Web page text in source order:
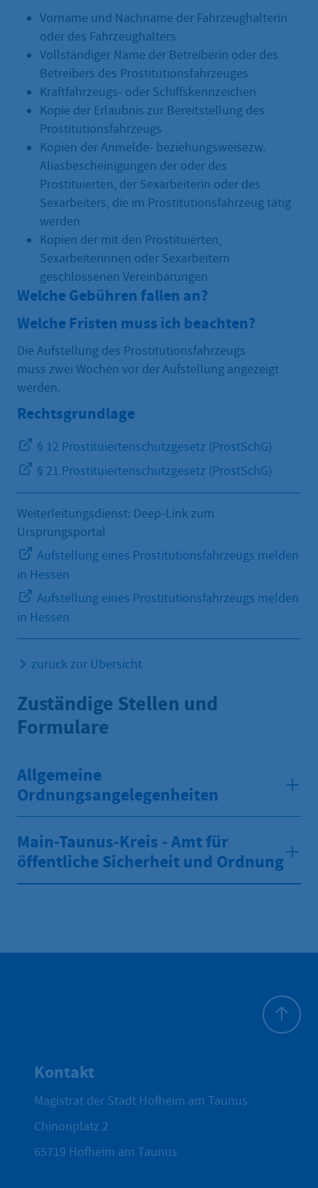
Vorname und Nachname der Fahrzeughalterin
oder des Fahrzeughalters
Vollständiger Name der Betreiberin oder des
Betreibers des Prostitutionsfahrzeuges
Kraftfahrzeugs- oder Schiffskennzeichen
Kopie der Erlaubnis zur Bereitstellung des
Prostitutionsfahrzeugs
Kopien der Anmelde- beziehungsweisezw.
Aliasbescheinigungen der oder des
Prostituierten, der Sexarbeiterin oder des
Sexarbeiters, die im Prostitutionsfahrzeug tätig
werden
Kopien der mit den Prostituierten,
Sexarbeiterinnen oder Sexarbeitern
geschlossenen Vereinbarungen
Welche Gebühren fallen an?
Welche Fristen muss ich beachten?
Die Aufstellung des Prostitutionsfahrzeugs
muss zwei Wochen vor der Aufstellung angezeigt
werden.
Rechtsgrundlage
§ 12 Prostituiertenschutzgesetz (ProstSchG)
§ 21 Prostituiertenschutzgesetz (ProstSchG)
Weiterleitungsdienst: Deep-Link zum
Ursprungsportal
Aufstellung eines Prostitutionsfahrzeugs melden
in Hessen
Aufstellung eines Prostitutionsfahrzeugs melden
in Hessen
zurück zur Übersicht
Zuständige Stellen und
Formulare
Allgemeine
Ordnungsangelegenheiten
Main-Taunus-Kreis - Amt für
öffentliche Sicherheit und Ordnung
Kontakt
Magistrat der Stadt Hofheim am Taunus
Chinonplatz 2
65719 Hofheim am Taunus